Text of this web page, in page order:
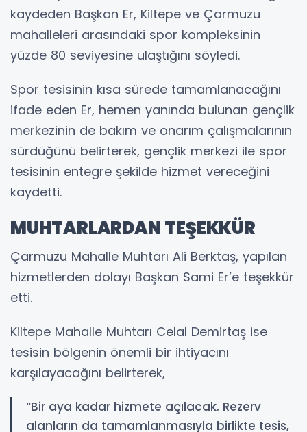
kaydeden Başkan Er, Kiltepe ve Çarmuzu
mahalleleri arasındaki spor kompleksinin
yüzde 80 seviyesine ulaştığını söyledi.
Spor tesisinin kısa sürede tamamlanacağını
ifade eden Er, hemen yanında bulunan gençlik
merkezinin de bakım ve onarım çalışmalarının
sürdüğünü belirterek, gençlik merkezi ile spor
tesisinin entegre şekilde hizmet vereceğini
kaydetti.
MUHTARLARDAN TEŞEKKÜR
Çarmuzu Mahalle Muhtarı Ali Berktaş, yapılan
hizmetlerden dolayı Başkan Sami Er’e teşekkür
etti.
Kiltepe Mahalle Muhtarı Celal Demirtaş ise
tesisin bölgenin önemli bir ihtiyacını
karşılayacağını belirterek,
“Bir aya kadar hizmete açılacak. Rezerv
alanların da tamamlanmasıyla birlikte tesis,